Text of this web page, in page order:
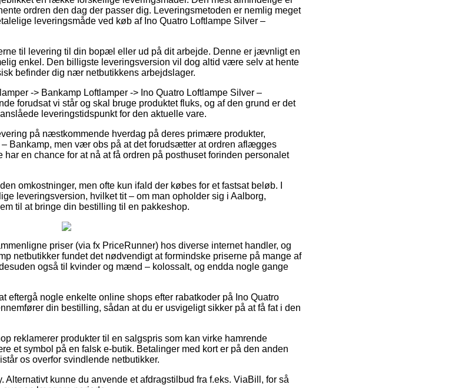
ordren den dag der passer dig. Leveringsmetoden er nemlig meget
leveringsmåde ved køb af Ino Quatro Loftlampe Silver –
til levering til din bopæl eller ud på dit arbejde. Denne er jævnligt en
enkel. Den billigste leveringsversion vil dog altid være selv at hente
befinder dig nær netbutikkens arbejdslager.
-> Bankamp Loftlamper -> Ino Quatro Loftlampe Silver –
forudsat vi står og skal bruge produktet fluks, og af den grund er det
leveringstidspunkt for den aktuelle vare.
på næstkommende hverdag på deres primære produkter,
Bankamp, men vær obs på at det forudsætter at ordren aflægges
en chance for at nå at få ordren på posthuset forinden personalet
omkostninger, men ofte kun ifald der købes for et fastsat beløb. I
leveringsversion, hvilket tit – om man opholder sig i Aalborg,
til at bringe din bestilling til en pakkeshop.
priser (via fx PriceRunner) hos diverse internet handler, og
netbutikker fundet det nødvendigt at formindske priserne på mange af
også til kvinder og mænd – kolossalt, og endda nogle gange
eftergå nogle enkelte online shops efter rabatkoder på Ino Quatro
din bestilling, sådan at du er usvigeligt sikker på at få fat i den
reklamerer produkter til en salgspris som kan virke hamrende
et symbol på en falsk e-butik. Betalinger med kort er på den anden
os overfor svindlende netbutikker.
kunne du anvende et afdragstilbud fra f.eks. ViaBill, for så